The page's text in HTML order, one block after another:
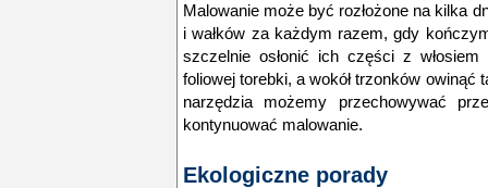
Malowanie może być rozłożone na kilka
i wałków za każdym razem, gdy
szczelnie osłonić ich części z
foliowej torebki, a wokół trzonków owinąć
narzędzia możemy przechowywać
kontynuować malowanie.
Ekologiczne porady